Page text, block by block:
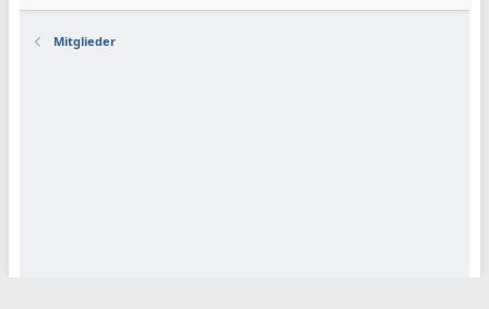
Mitglieder